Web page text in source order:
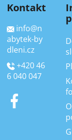
Kontakt
info@n
abytek-by
dleni.cz
+420 46
6 040 047